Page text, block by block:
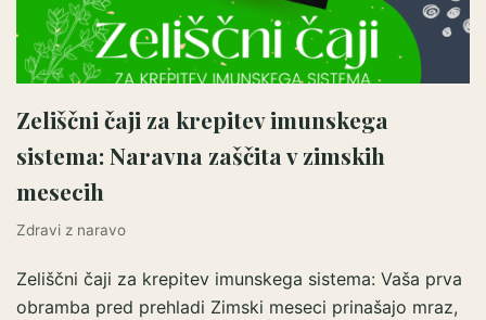
Zeliščni čaji za krepitev imunskega
sistema: Naravna zaščita v zimskih
mesecih
Zdravi z naravo
Zeliščni čaji za krepitev imunskega sistema: Vaša prva
obramba pred prehladi Zimski meseci prinašajo mraz,